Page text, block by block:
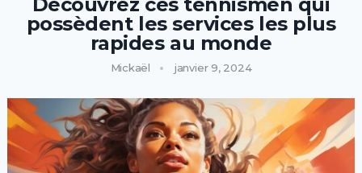
Découvrez ces tennismen qui
possèdent les services les plus
rapides au monde
Mickaël janvier 9, 2024